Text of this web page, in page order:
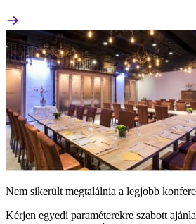
Nem sikerült megtalálnia a legjobb
Kérjen egyedi paraméterekre szabott